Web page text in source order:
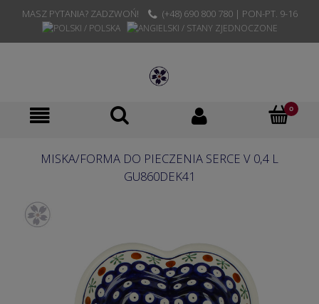
MASZ PYTANIA? ZADZWOŃ! (+48) 690 800 780 | PON-PT. 9-16
MISKA/FORMA DO PIECZENIA SERCE V 0,4 L
GU860DEK41